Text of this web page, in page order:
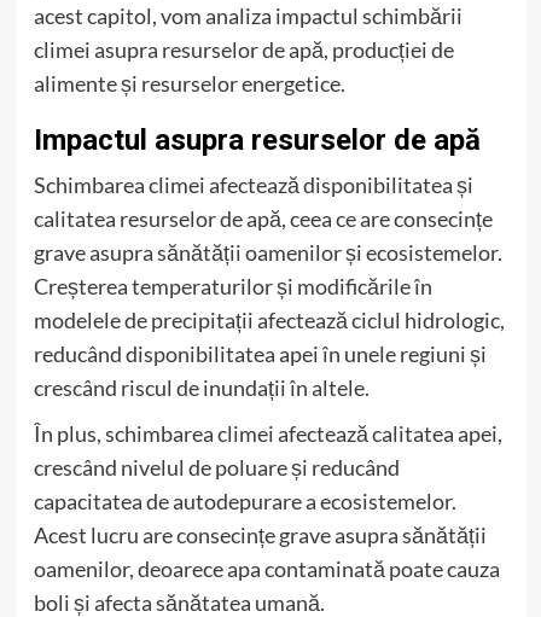
acest capitol, vom analiza impactul schimbării
climei asupra resurselor de apă, producției de
alimente și resurselor energetice.
Impactul asupra resurselor de apă
Schimbarea climei afectează disponibilitatea și
calitatea resurselor de apă, ceea ce are consecințe
grave asupra sănătății oamenilor și ecosistemelor.
Creșterea temperaturilor și modificările în
modelele de precipitații afectează ciclul hidrologic,
reducând disponibilitatea apei în unele regiuni și
crescând riscul de inundații în altele.
În plus, schimbarea climei afectează calitatea apei,
crescând nivelul de poluare și reducând
capacitatea de autodepurare a ecosistemelor.
Acest lucru are consecințe grave asupra sănătății
oamenilor, deoarece apa contaminată poate cauza
boli și afecta sănătatea umană.